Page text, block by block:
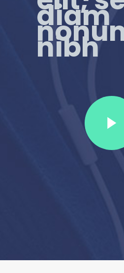
diam
nibh